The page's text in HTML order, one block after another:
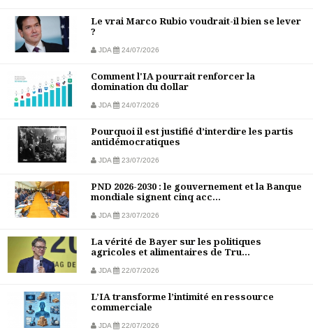
Le vrai Marco Rubio voudrait-il bien se lever
?
JDA 24/07/2026
Comment l'IA pourrait renforcer la
domination du dollar
JDA 24/07/2026
Pourquoi il est justifié d’interdire les partis
antidémocratiques
JDA 23/07/2026
PND 2026-2030 : le gouvernement et la Banque
mondiale signent cinq acc...
JDA 23/07/2026
La vérité de Bayer sur les politiques
agricoles et alimentaires de Tru...
JDA 22/07/2026
L’IA transforme l’intimité en ressource
commerciale
JDA 22/07/2026